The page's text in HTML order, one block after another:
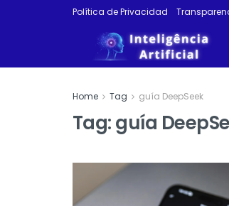
Política de Privacidad
Home Tag guía DeepSeek
Tag:guía